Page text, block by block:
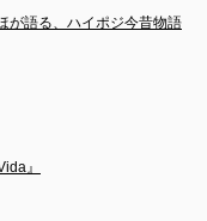
が語る、ハイポジ今昔物語
』